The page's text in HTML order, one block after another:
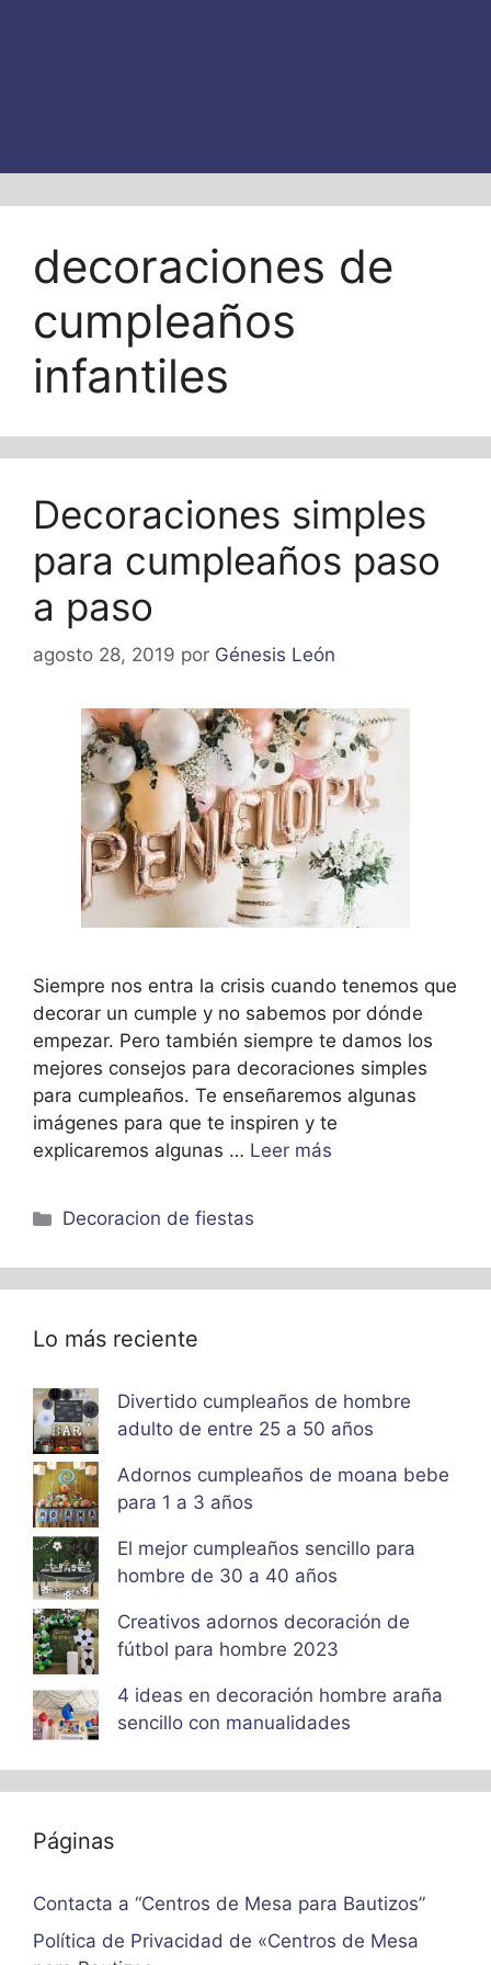
decoraciones de
cumpleaños
infantiles
Decoraciones simples
para cumpleaños paso
a paso
agosto 28, 2019 por Génesis León
Siempre nos entra la crisis cuando tenemos que
decorar un cumple y no sabemos por dónde
empezar. Pero también siempre te damos los
mejores consejos para decoraciones simples
para cumpleaños. Te enseñaremos algunas
imágenes para que te inspiren y te
explicaremos algunas … Leer más
Categorías
Decoracion de fiestas
Lo más reciente
Divertido cumpleaños de hombre
adulto de entre 25 a 50 años
Adornos cumpleaños de moana bebe
para 1 a 3 años
El mejor cumpleaños sencillo para
hombre de 30 a 40 años
Creativos adornos decoración de
fútbol para hombre 2023
4 ideas en decoración hombre araña
sencillo con manualidades
Páginas
Contacta a “Centros de Mesa para Bautizos”
Política de Privacidad de «Centros de Mesa